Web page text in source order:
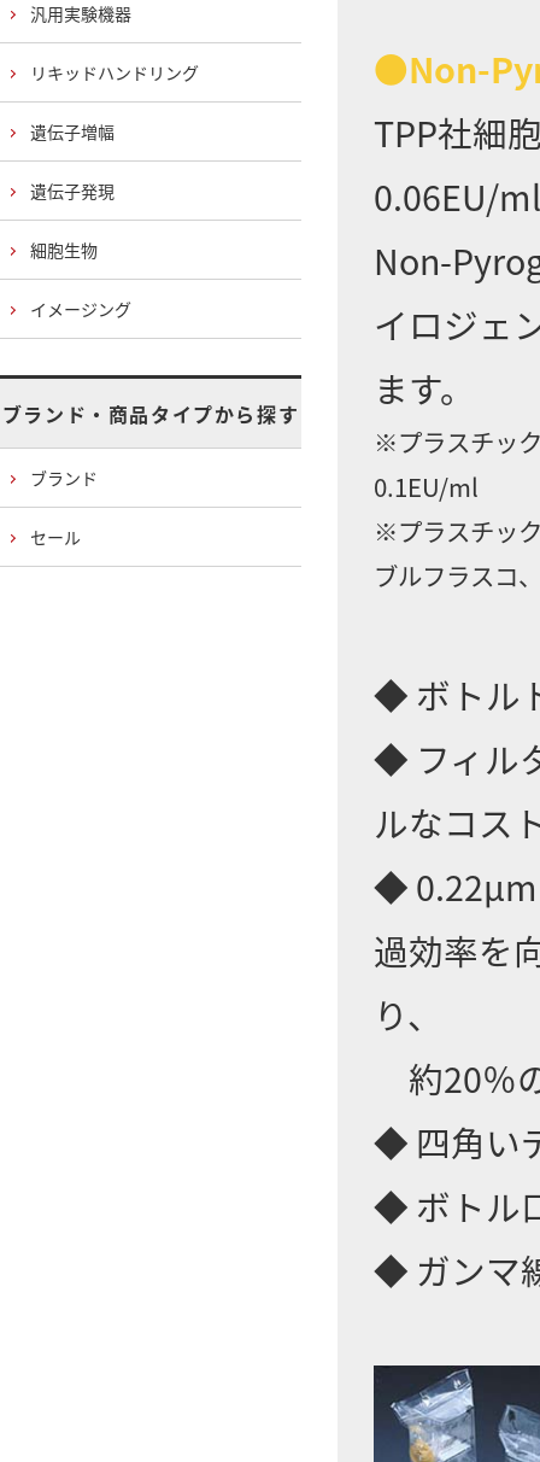
●Non-
TPP社細
0.06EU/
Non-
イロジェ
ます。
※プラスチッ
0.1EU/ml
※プラスチッ
ブルフラスコ
◆ ボトル
◆ フィル
ルなコス
◆ 0.22μm
過効率を
り、
約20％
◆ 四角い
◆ ボトル
◆ ガンマ
汎用実験機器
リキッドハンドリング
遺伝子増幅
遺伝子発現
細胞生物
イメージング
ブランド・商品タイプから探す
ブランド
セール